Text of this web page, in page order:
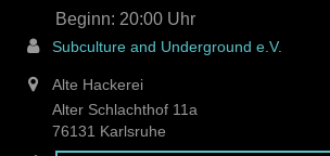
20:00
Subculture and Underground e.V.
Alte Hackerei
Alter Schlachthof 11a
76131 Karlsruhe